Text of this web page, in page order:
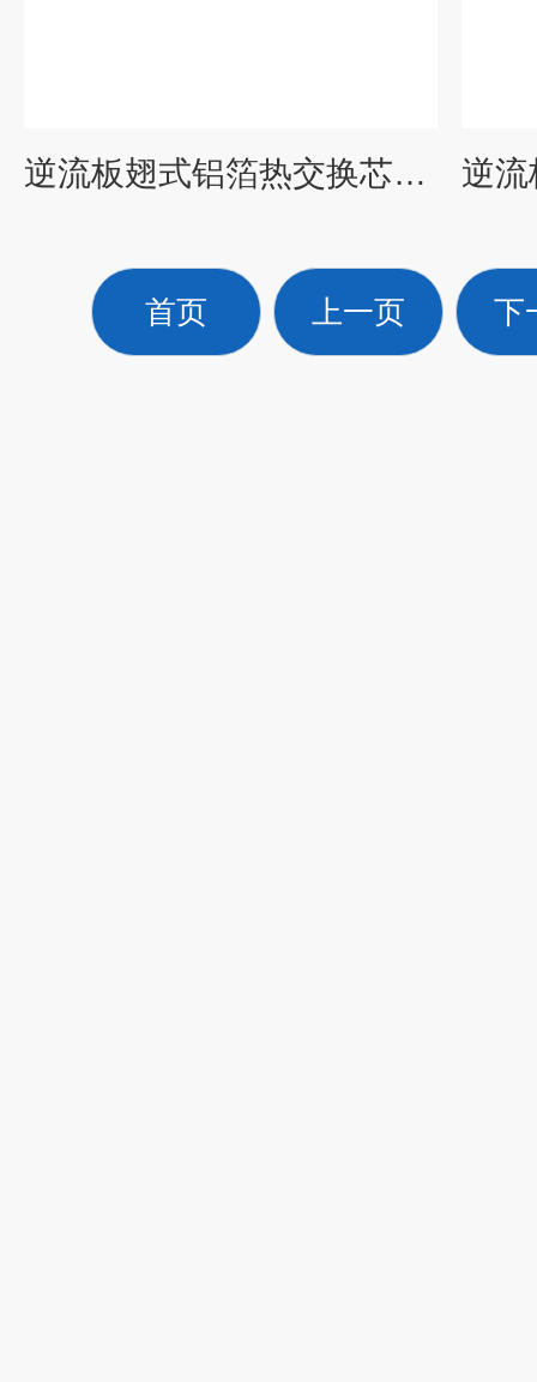
逆流板翅式铝箔热交换芯体铝箔换热装置
首页 上一页 下